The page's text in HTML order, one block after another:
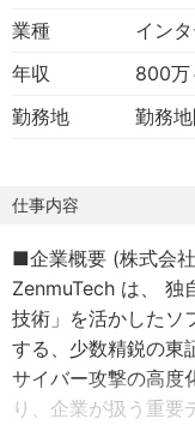
業種
イン
年収
800万
勤務地 勤務
仕事内容
■企業概要 (株式会
ZenmuTech は、 独
技術」を活かしたソ
する、少数精鋭の東
サイバー攻撃の高度
り、企業が扱う重要